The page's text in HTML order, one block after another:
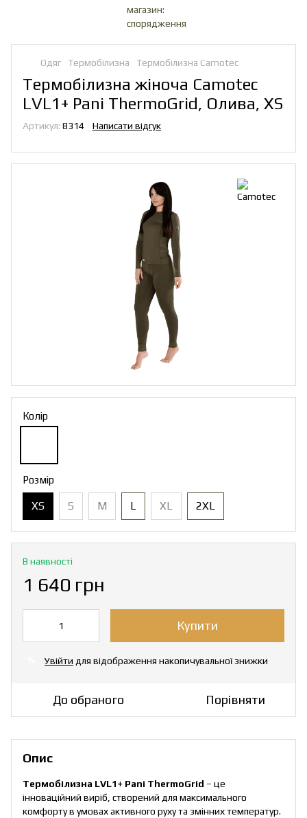
Одяг Термобілизна Термобілизна Camotec
Термобілизна жіноча Camotec
LVL1+ Pani ThermoGrid, Олива, XS
Артикул: 8314 Написати відгук
Колір
Розмір
XS S M L XL 2XL
В наявності
1 640 грн
Купити
Увійти для відображення накопичувальної знижки
До обраного Порівняти
Опис
Термобілизна LVL1+ Pani ThermoGrid – це
інноваційний виріб, створений для максимального
комфорту в умовах активного руху та змінних температур.